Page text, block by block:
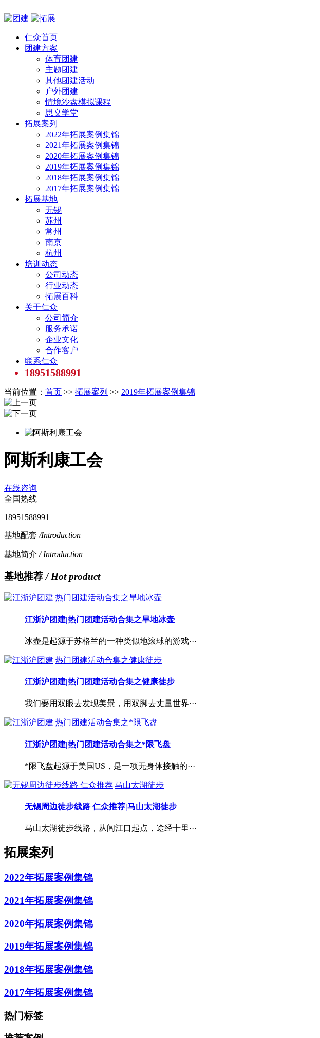
仁众首页
团建方案
体育团建
主题团建
其他团建活动
户外团建
情境沙盘模拟课程
思义学堂
拓展案列
2022年拓展案例集锦
2021年拓展案例集锦
2020年拓展案例集锦
2019年拓展案例集锦
2018年拓展案例集锦
2017年拓展案例集锦
拓展基地
无锡
苏州
常州
南京
杭州
培训动态
公司动态
行业动态
拓展百科
关于仁众
公司简介
服务承诺
企业文化
合作客户
联系仁众
18951588991
当前位置： 首页 >> 拓展案列 >> 2019年拓展案例集锦
阿斯利康工会
在线咨询
全国热线
18951588991
基地配套 /Introduction
基地简介 / Introduction
基地推荐 / Hot product
江浙沪团建|热门团建活动合集之旱地冰壶
冰壶是起源于苏格兰的一种类似地滚球的游戏···
江浙沪团建|热门团建活动合集之健康徒步
我们要用双眼去发现美景，用双脚去丈量世界···
江浙沪团建|热门团建活动合集之*限飞盘
*限飞盘起源于美国US，是一项无身体接触的···
无锡周边徒步线路 仁众推荐|马山太湖徒步
马山太湖徒步线路，从闾江口起点，途经十里···
拓展案列
2022年拓展案例集锦
2021年拓展案例集锦
2020年拓展案例集锦
2019年拓展案例集锦
2018年拓展案例集锦
2017年拓展案例集锦
热门标签